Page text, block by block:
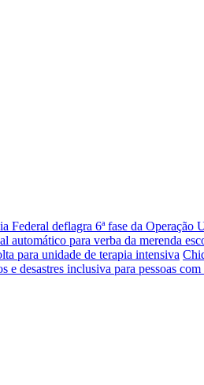
Federal deflagra 6ª fase da Operação
automático para verba da merenda
para unidade de terapia intensiva
e desastres inclusiva para pessoas